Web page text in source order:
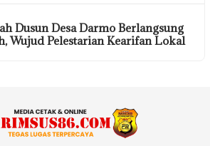
Dusun Desa Darmo Berlangsung
Wujud Pelestarian Kearifan Lokal